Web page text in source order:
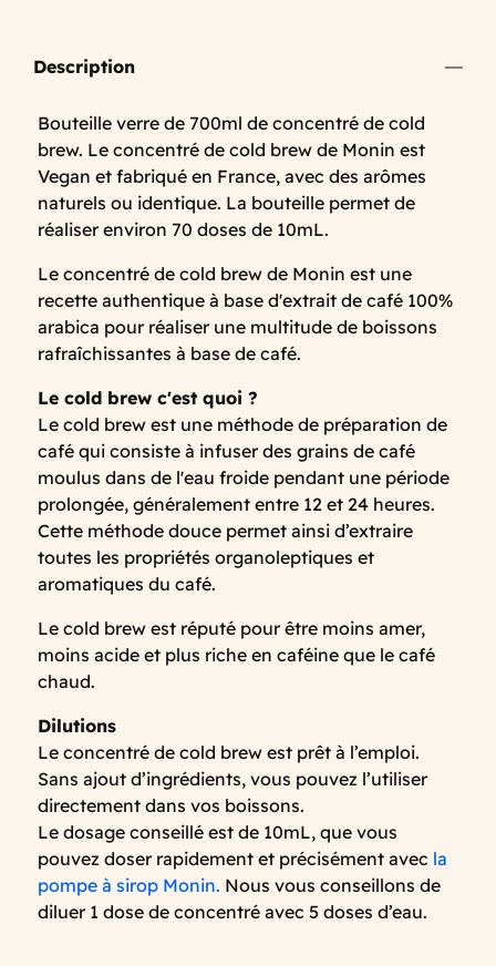
Description
Bouteille verre de 700ml de concentré de cold
brew. Le concentré de cold brew de Monin est
Vegan et fabriqué en France, avec des arômes
naturels ou identique. La bouteille permet de
réaliser environ 70 doses de 10mL.
Le concentré de cold brew de Monin est une
recette authentique à base d'extrait de café 100%
arabica pour réaliser une multitude de boissons
rafraîchissantes à base de café.
Le cold brew c'est quoi ?
Le cold brew est une méthode de préparation de
café qui consiste à infuser des grains de café
moulus dans de l'eau froide pendant une période
prolongée, généralement entre 12 et 24 heures.
Cette méthode douce permet ainsi d’extraire
toutes les propriétés organoleptiques et
aromatiques du café.
Le cold brew est réputé pour être moins amer,
moins acide et plus riche en caféine que le café
chaud.
Dilutions
Le concentré de cold brew est prêt à l’emploi.
Sans ajout d’ingrédients, vous pouvez l’utiliser
directement dans vos boissons.
Le dosage conseillé est de 10mL, que vous
pouvez doser rapidement et précisément avec la
pompe à sirop Monin. Nous vous conseillons de
diluer 1 dose de concentré avec 5 doses d’eau.